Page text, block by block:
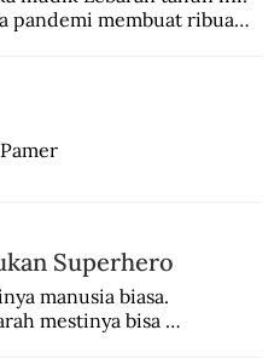
pandemi membuat ribuan
Superhero
manusia biasa.
mestinya bisa